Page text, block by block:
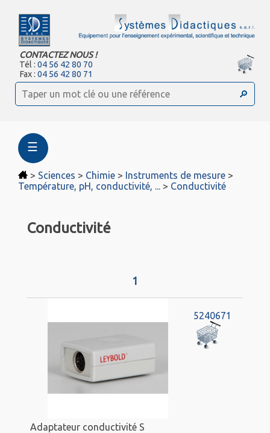
CONTACTEZ NOUS !
Tél :04 56 42 80 70
Fax :04 56 42 80 71
☰
> Sciences > Chimie > Instruments de mesure >
Température, pH, conductivité, ... > Conductivité
Conductivité
1
5240671
Adaptateur conductivité S